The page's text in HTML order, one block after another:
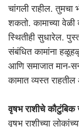
चांगली राहील.
शकतो. कामाच्या वेळी
स्थितीही सुधारेल.
संबंधित कामांना
आणि समाजात मान-
कामात व्यस्त राहतील
वृषभ राशीचे
वृषभ राशीच्या